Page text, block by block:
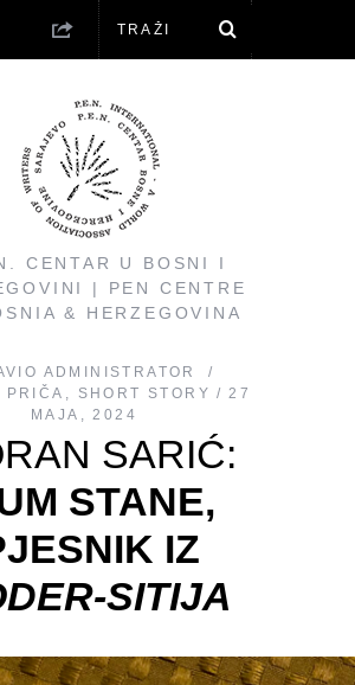
CENTAR U BOSNI I
| PEN CENTRE
& HERZEGOVINA
ADMINISTRATOR
PRIČA , SHORT STORY
27
MAJA, 2024
SARIĆ:
STANE,
IZ
SITIJA